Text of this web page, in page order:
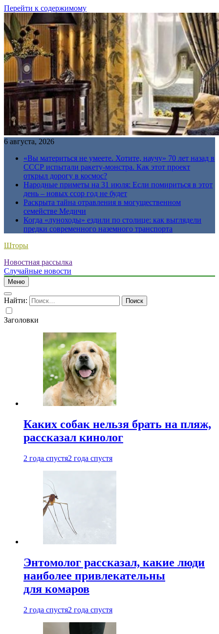
Перейти к содержимому
6 августа, 2026
«Вы материться не умеете. Хотите, научу» 70 лет назад в
СССР испытали ракету-монстра. Как этот проект
открыл дорогу в космос?
Народные приметы на 31 июля: Если помириться в этот
день – новых ссор год не будет
Раскрыта тайна отравления в могущественном
семействе Медичи
Когда «луноходы» ездили по столице: как выглядели
предки современного наземного транспорта
Шторы
Новостная рассылка
Случайные новости
Меню
Найти:
Заголовки
Каких собак нельзя брать на пляж,
рассказал кинолог
2 года спустя2 года спустя
Энтомолог рассказал, какие люди
наиболее привлекательны
для комаров
2 года спустя2 года спустя